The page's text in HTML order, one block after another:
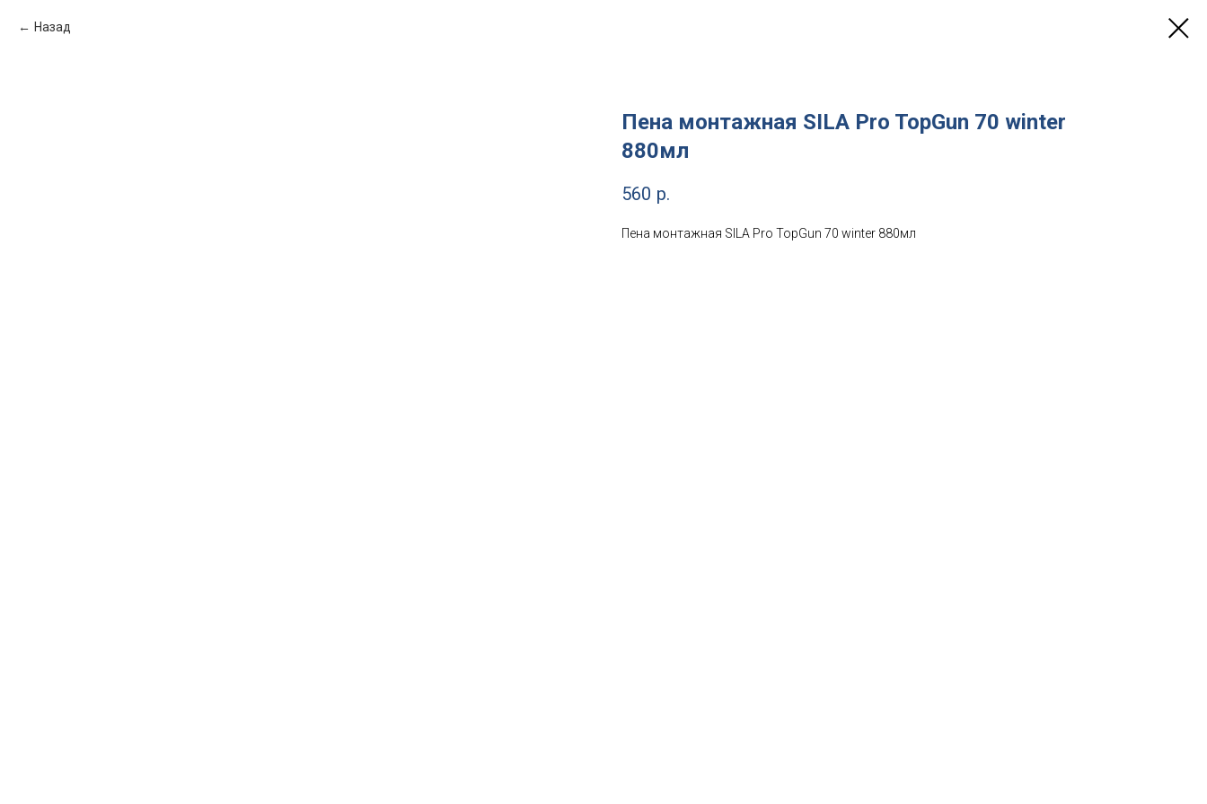
Назад
Пена монтажная SILA Pro TopGun 70 winter
880мл
560 р.
Пена монтажная SILA Pro TopGun 70 winter 880мл